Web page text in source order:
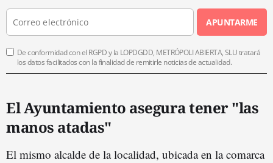
APUNTARME
De conformidad con el RGPD y la LOPDGDD, METRÓPOLI ABIERTA, SLU tratará
los datos facilitados con la finalidad de remitirle noticias de actualidad.
El Ayuntamiento asegura tener "las
manos atadas"
El mismo alcalde de la localidad, ubicada en la comarca